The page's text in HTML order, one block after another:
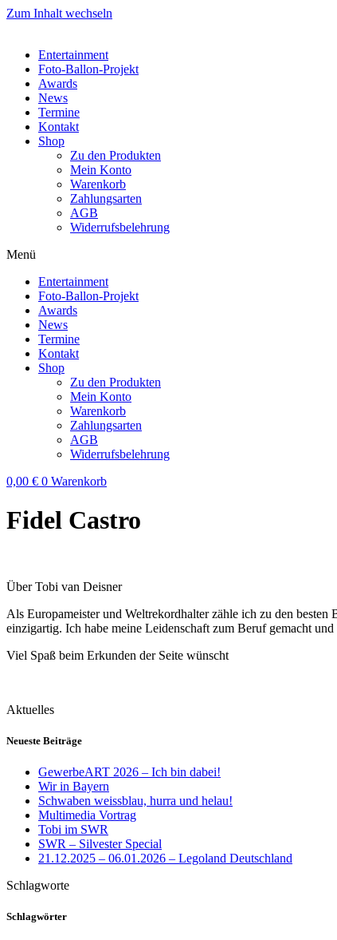
Zum Inhalt wechseln
Entertainment
Foto-Ballon-Projekt
Awards
News
Termine
Kontakt
Shop
Zu den Produkten
Mein Konto
Warenkorb
Zahlungsarten
AGB
Widerrufsbelehrung
Menü
Entertainment
Foto-Ballon-Projekt
Awards
News
Termine
Kontakt
Shop
Zu den Produkten
Mein Konto
Warenkorb
Zahlungsarten
AGB
Widerrufsbelehrung
0,00 € 0 Warenkorb
Fidel Castro
Über Tobi van Deisner
Als Europameister und Weltrekordhalter zähle ich zu den
einzigartig. Ich habe meine Leidenschaft zum Beruf gemacht
Viel Spaß beim Erkunden der Seite wünscht
Aktuelles
Neueste Beiträge
GewerbeART 2026 – Ich bin dabei!
Wir in Bayern
Schwaben weissblau, hurra und helau!
Multimedia Vortrag
Tobi im SWR
SWR – Silvester Special
21.12.2025 – 06.01.2026 – Legoland Deutschland
Schlagworte
Schlagwörter